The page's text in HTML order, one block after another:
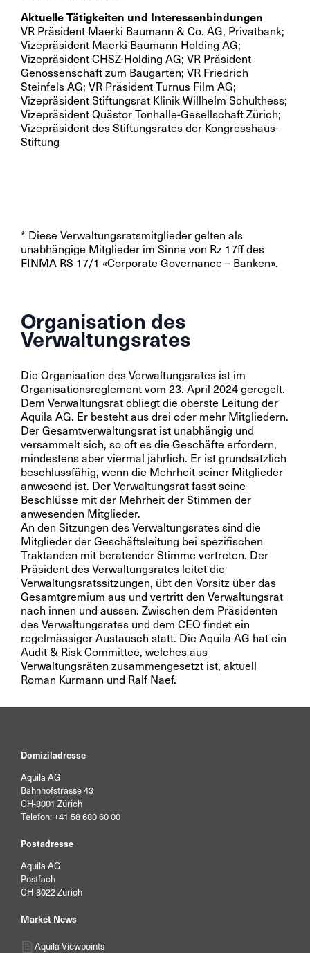
Aktuelle Tätigkeiten und Interessenbindungen
VR Präsident Maerki Baumann & Co. AG, Privatbank;
Vizepräsident Maerki Baumann Holding AG;
Vizepräsident CHSZ-Holding AG; VR Präsident
Genossenschaft zum Baugarten; VR Friedrich
Steinfels AG; VR Präsident Turnus Film AG;
Vizepräsident Stiftungsrat Klinik Willhelm Schulthess;
Vizepräsident Quästor Tonhalle-Gesellschaft Zürich;
Vizepräsident des Stiftungsrates der Kongresshaus-
Stiftung
* Diese Verwaltungsratsmitglieder gelten als
unabhängige Mitglieder im Sinne von Rz 17ff des
FINMA RS 17/1 «Corporate Governance – Banken».
Organisation des
Verwaltungsrates
Die Organisation des Verwaltungsrates ist im
Organisationsreglement vom 23. April 2024 geregelt.
Dem Verwaltungsrat obliegt die oberste Leitung der
Aquila AG. Er besteht aus drei oder mehr Mitgliedern.
Der Gesamtverwaltungsrat ist unabhängig und
versammelt sich, so oft es die Geschäfte erfordern,
mindestens aber viermal jährlich. Er ist grundsätzlich
beschlussfähig, wenn die Mehrheit seiner Mitglieder
anwesend ist. Der Verwaltungsrat fasst seine
Beschlüsse mit der Mehrheit der Stimmen der
anwesenden Mitglieder.
An den Sitzungen des Verwaltungsrates sind die
Mitglieder der Geschäftsleitung bei spezifischen
Traktanden mit beratender Stimme vertreten. Der
Präsident des Verwaltungsrates leitet die
Verwaltungsratssitzungen, übt den Vorsitz über das
Gesamtgremium aus und vertritt den Verwaltungsrat
nach innen und aussen. Zwischen dem Präsidenten
des Verwaltungsrates und dem CEO findet ein
regelmässiger Austausch statt. Die Aquila AG hat ein
Audit & Risk Committee, welches aus
Verwaltungsräten zusammengesetzt ist, aktuell
Roman Kurmann und Ralf Naef.
Domiziladresse
Aquila AG
Bahnhofstrasse 43
CH-8001 Zürich
Telefon: +41 58 680 60 00
Postadresse
Aquila AG
Postfach
CH-8022 Zürich
Market News
Aquila Viewpoints